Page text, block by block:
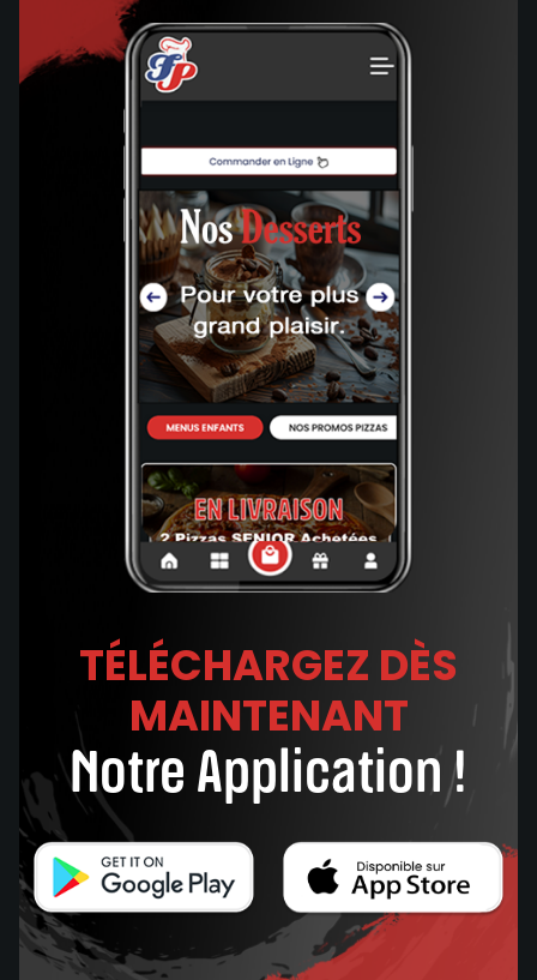
TÉLÉCHARGEZ DÈS
MAINTENANT
Notre Application !